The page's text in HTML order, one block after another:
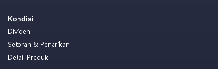
Kondisi
Dividen
Setoran & Penarikan
Detail Produk